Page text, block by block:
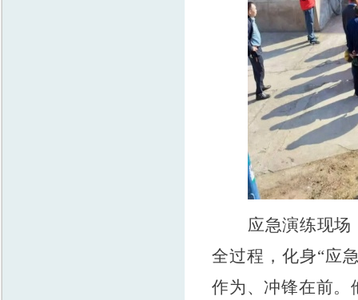
应急演练现
全过程，化身“应
作为、冲锋在前。